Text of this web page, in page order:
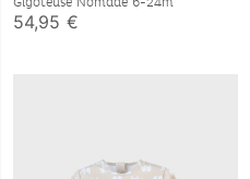
54,95 €